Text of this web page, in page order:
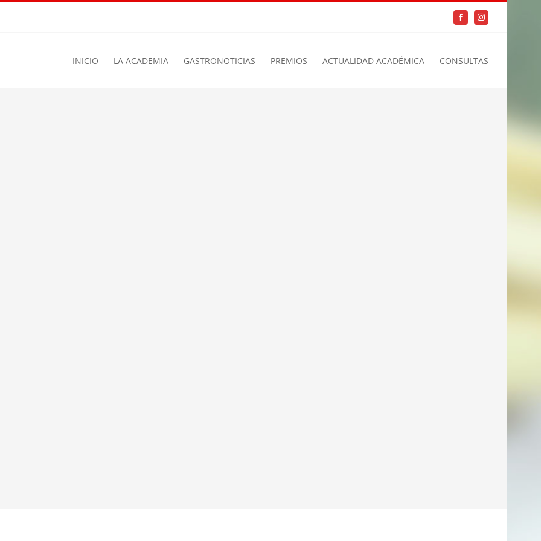
FacebookInstagram
INICIO LA ACADEMIA GASTRONOTICIAS PREMIOS ACTUALIDAD ACADÉMICA CONSULTAS